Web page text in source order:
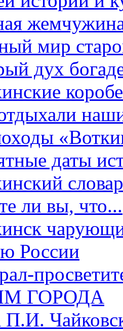
мир
дух
даты
ли вы, что...
России
ГОРОДА
П.И.